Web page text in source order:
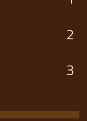
2
3